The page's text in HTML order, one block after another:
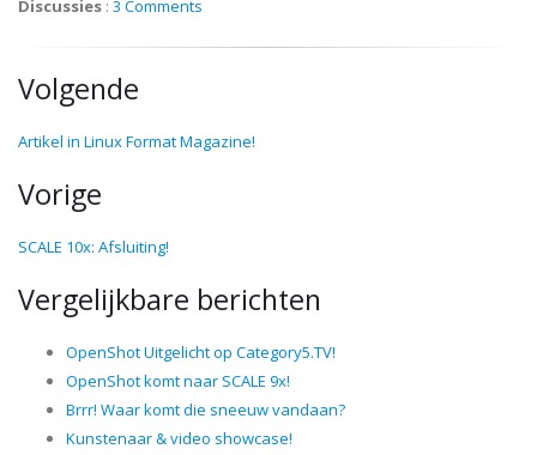
Discussies : 3 Comments
Volgende
Artikel in Linux Format Magazine!
Vorige
SCALE 10x: Afsluiting!
Vergelijkbare berichten
OpenShot Uitgelicht op Category5.TV!
OpenShot komt naar SCALE 9x!
Brrr! Waar komt die sneeuw vandaan?
Kunstenaar & video showcase!